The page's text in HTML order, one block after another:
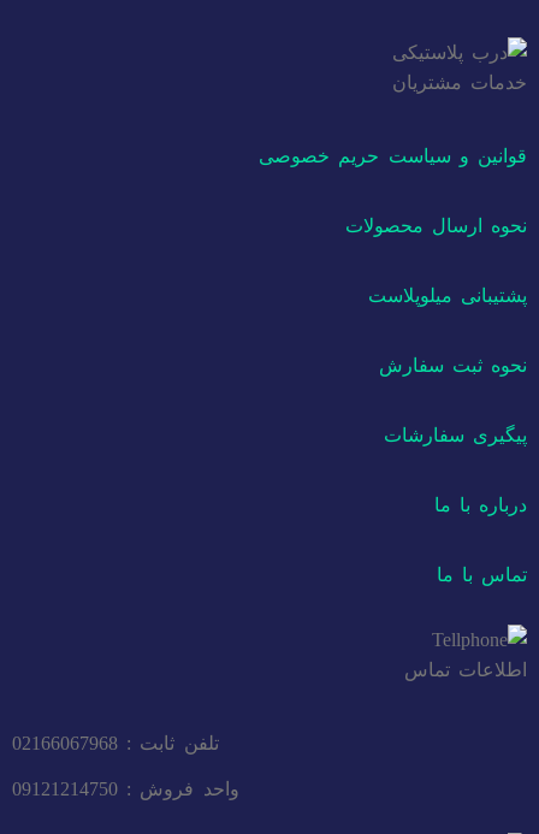
خدمات مشتریان
قوانین و سیاست حریم خصوصی
نحوه ارسال محصولات
پشتیبانی میلوپلاست
نحوه ثبت سفارش
پیگیری سفارشات
درباره با ما
تماس با ما
اطلاعات تماس
تلفن ثابت : 02166067968
واحد فروش : 09121214750